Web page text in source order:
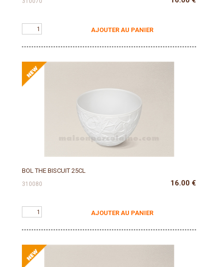
AJOUTER AU PANIER
BOL THE BISCUIT 25CL
310080 16.00 €
AJOUTER AU PANIER